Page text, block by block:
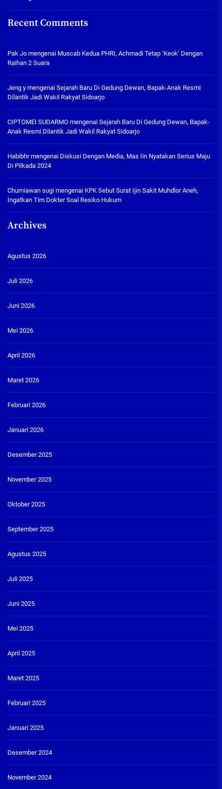
Recent Comments
Pak Jo mengenai Muscab Kedua PHRI, Achmadi Tetap ‘Keok’ Dengan
Raihan 2 Suara
Jeng y mengenai Sejarah Baru Di Gedung Dewan, Bapak-Anak Resmi
Dilantik Jadi Wakil Rakyat Sidoarjo
CIPTOMEI SUDARMO mengenai Sejarah Baru Di Gedung Dewan, Bapak-
Anak Resmi Dilantik Jadi Wakil Rakyat Sidoarjo
Habibhrmengenai Diskusi Dengan Media, Mas Iin Nyatakan Serius Maju
Di Pilkada 2024
Churniawan sugi mengenai KPK Sebut Surat Ijin Sakit Muhdlor Aneh,
Ingatkan Tim Dokter Soal Resiko Hukum
Archives
Agustus 2026
Juli 2026
Juni 2026
Mei 2026
April 2026
Maret 2026
Februari 2026
Januari 2026
Desember 2025
November 2025
Oktober 2025
September 2025
Agustus 2025
Juli 2025
Juni 2025
Mei 2025
April 2025
Maret 2025
Februari 2025
Januari 2025
Desember 2024
November 2024